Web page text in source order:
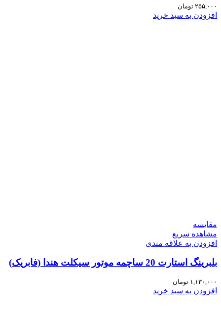
۲۵۵,۰۰۰ تومان
افزودن به سبد خرید
مقایسه
مشاهده سریع
افزودن به علاقه مندی
بلبرینگ استارت 20 ساچمه موتور سیکلت هندا (فابریک)
۱,۱۳۰,۰۰۰ تومان
افزودن به سبد خرید